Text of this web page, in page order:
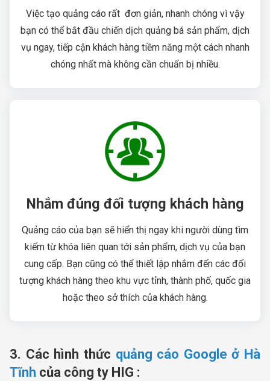
Việc tạo quảng cáo rất đơn giản, nhanh chóng vì vậy
bạn có thể bắt đầu chiến dịch quảng bá sản phẩm, dịch
vụ ngay, tiếp cận khách hàng tiềm năng một cách nhanh
chóng nhất mà không cần chuẩn bị nhiều.
Nhắm đúng đối tượng khách hàng
Quảng cáo của bạn sẽ hiển thị ngay khi người dùng tìm
kiếm từ khóa liên quan tới sản phẩm, dịch vụ của bạn
cung cấp. Bạn cũng có thể thiết lập nhắm đến các đối
tượng khách hàng theo khu vực tỉnh, thành phố, quốc gia
hoặc theo sở thích của khách hàng.
3. Các hình thức quảng cáo Google ở Hà
Tĩnh của công ty HIG :